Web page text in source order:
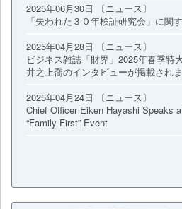
2025年06月30日 〔ニュース〕
「失われた３０年検証研究会」に関
2025年04月28日 〔ニュース〕
ビジネス雑誌「財界」2025年春季特
井之上喬のインタビューが掲載されま
2025年04月24日 〔ニュース〕
Chief Officer Eiken Hayashi Speaks
“Family First” Event